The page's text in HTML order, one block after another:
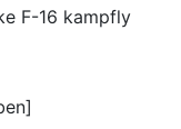
F-16 kampfly